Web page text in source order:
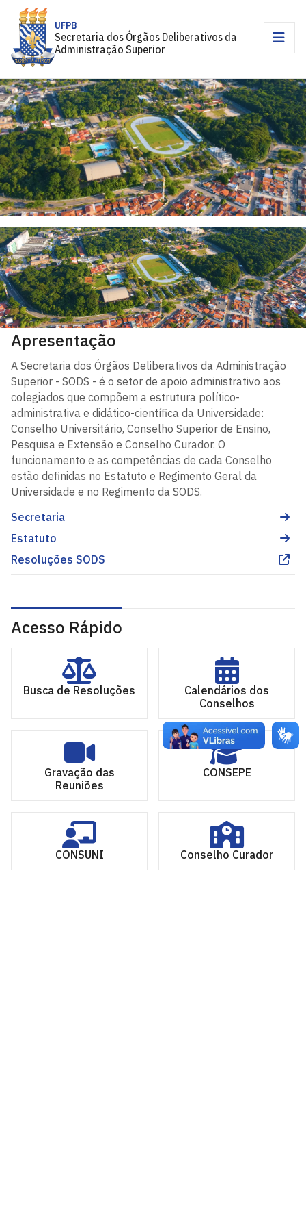
UFPB
Secretaria dos Órgãos Deliberativos da
Administração Superior
Apresentação
A Secretaria dos Órgãos Deliberativos da Administração
Superior - SODS - é o setor de apoio administrativo aos
colegiados que compõem a estrutura político-
administrativa e didático-científica da Universidade:
Conselho Universitário, Conselho Superior de Ensino,
Pesquisa e Extensão e Conselho Curador. O
funcionamento e as competências de cada Conselho
estão definidas no Estatuto e Regimento Geral da
Universidade e no Regimento da SODS.
Secretaria
Estatuto
Resoluções SODS
Acesso Rápido
Busca de Resoluções
Calendários dos
Conselhos
Gravação das
Reuniões
CONSEPE
CONSUNI Conselho Curador